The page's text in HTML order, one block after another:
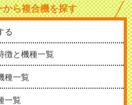
から複合機を探す
る
徴と機種一覧
種一覧
一覧